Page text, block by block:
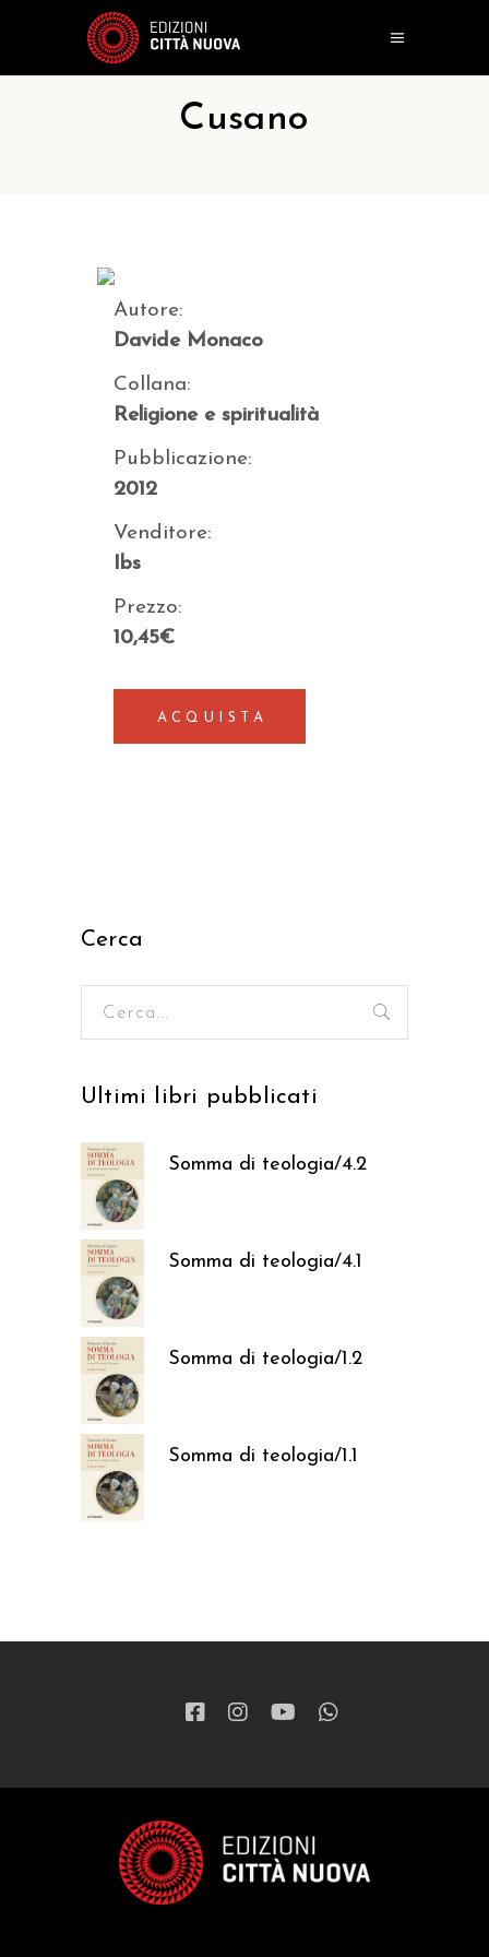
Cusano
Autore:
Davide Monaco
Collana:
Religione e spiritualità
Pubblicazione:
2012
Venditore:
Ibs
Prezzo:
10,45€
ACQUISTA
Cerca
Ultimi libri pubblicati
Somma di teologia/4.2
37,05€
Somma di teologia/4.1
37,05€
Somma di teologia/1.2
37,05€
Somma di teologia/1.1
37,05€